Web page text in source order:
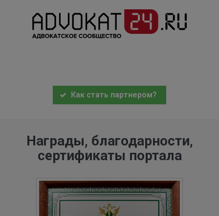
Как стать партнером?
Награды, благодарности,
сертификаты портала